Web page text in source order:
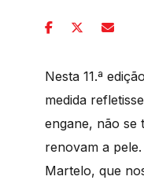
Nesta 11.ª
medida
engane, não se
renovam a
Martelo, que